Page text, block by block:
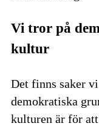
Vi tror på
kultur
Det finns saker
demokratiska
kulturen är för